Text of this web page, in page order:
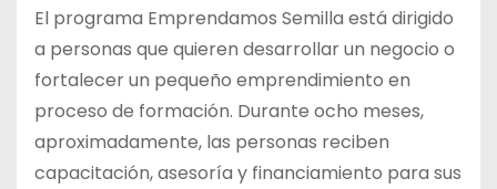
El programa Emprendamos Semilla está dirigido
a personas que quieren desarrollar un negocio o
fortalecer un pequeño emprendimiento en
proceso de formación. Durante ocho meses,
aproximadamente, las personas reciben
capacitación, asesoría y financiamiento para sus